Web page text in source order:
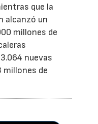
que la
alcanzó un
millones de
nuevas
millones de